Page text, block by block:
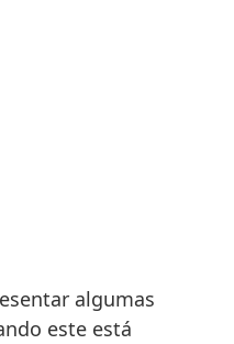
algumas
este está